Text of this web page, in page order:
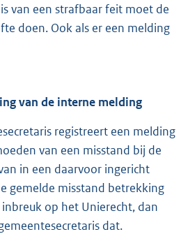
van een strafbaar feit moet de
doen. Ook als er een melding
van de interne melding
registreert een melding
van een misstand bij de
in een daarvoor ingericht
gemelde misstand betrekking
op het Unierecht, dan
dat.